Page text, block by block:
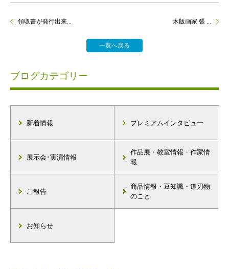
領収書が発行出来...
一覧へ戻る
木版画家 張 ...
ブログカテゴリー
新着情報 プレミアムインタビュー
展示会･実演情報
作品展・教室情報・作家情
報
ご報告
商品情報・豆知識・道刃物
のこと
お知らせ